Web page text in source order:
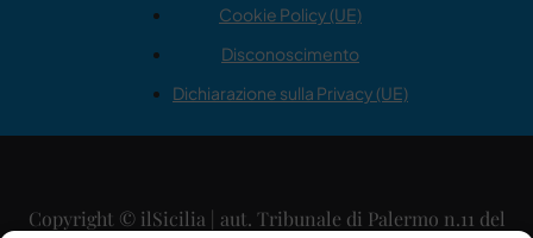
Cookie Policy (UE)
Disconoscimento
Dichiarazione sulla Privacy (UE)
Copyright © ilSicilia | aut. Tribunale di Palermo n.11 del